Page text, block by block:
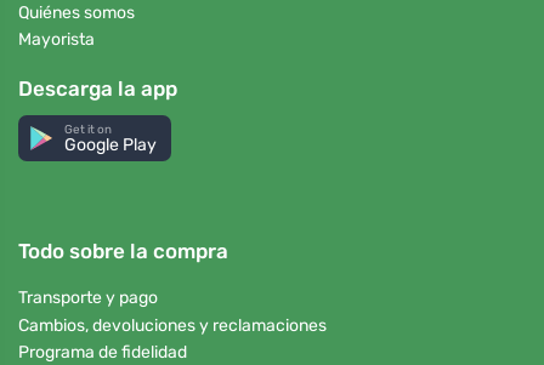
Quiénes somos
Mayorista
Descarga la app
Get it on
Google Play
Todo sobre la compra
Transporte y pago
Cambios, devoluciones y reclamaciones
Programa de fidelidad